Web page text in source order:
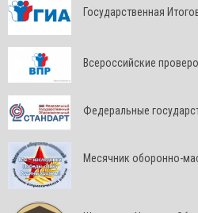
Государственная
Всероссийские
Федеральные
Месячник оборонно-